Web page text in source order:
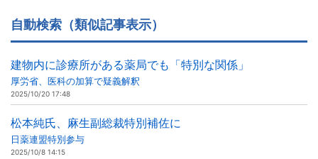
自動検索（類似記事表示）
建物内に診療所がある薬局でも「特別な関係」
厚労省、医科の加算で疑義解釈
2025/10/20 17:48
松本純氏、麻生副総裁特別補佐に
日薬連盟特別参与
2025/10/8 14:15